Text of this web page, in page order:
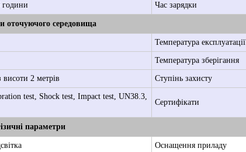
години Час зарядки
оточуючого середовища
Температура експлуатації
Температура зберігання
2 метрів Ступінь захисту
test, Shock test, Impact test, UN38.3,
Сертифікати
параметри
Оснащення приладу